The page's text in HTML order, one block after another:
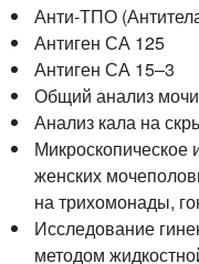
Анти-ТПО
Антиген СА 125
Антиген СА 15–3
Общий анализ мочи
Анализ кала на
Микроскопическое
женских
на трихомонады,
Исследование
методом